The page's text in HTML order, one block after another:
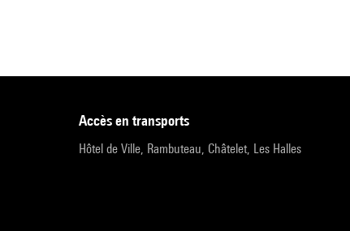
accès en transports
Hôtel de Ville, Rambuteau, Châtelet, Les Halles